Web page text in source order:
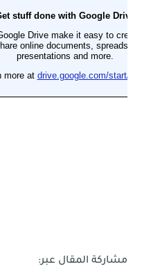
مشاركة المقال عبر: